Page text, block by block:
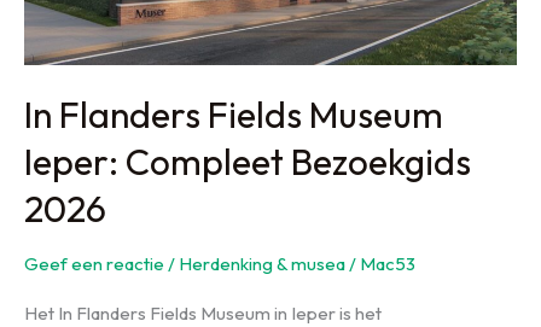
In Flanders Fields Museum
Ieper: Compleet Bezoekgids
2026
Geef een reactie / Herdenking & musea/ Mac53
Het In Flanders Fields Museum in Ieper is het